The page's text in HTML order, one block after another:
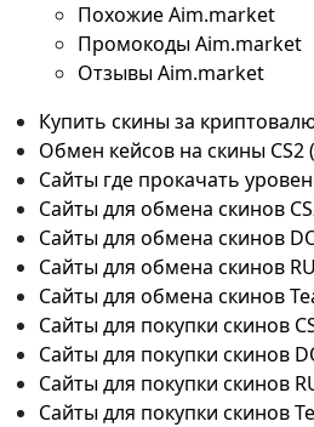
Похожие Aim.market
Промокоды Aim.market
Отзывы Aim.market
Купить скины за
Обмен кейсов на скины CS2
Сайты где прокачать
Сайты для обмена скинов
Сайты для обмена скинов
Сайты для обмена скинов
Сайты для обмена скинов
Сайты для покупки скинов
Сайты для покупки скинов
Сайты для покупки скинов
Сайты для покупки скинов